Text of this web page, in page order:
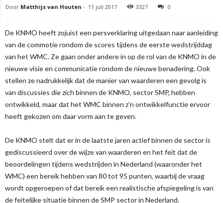
Door Matthijs van Houten - 11 juli 2017 3327 0
De KNMO heeft zojuist een persverklaring uitgedaan naar aanleiding
van de commotie rondom de scores tijdens de eerste wedstrijddag
van het WMC. Ze gaan onder andere in op de rol van de KNMO in de
nieuwe visie en communicatie rondom de nieuwe benadering. Ook
stellen ze nadrukkelijk dat de manier van waarderen een gevolg is
van discussies die zich binnen de KNMO, sector SMP, hebben
ontwikkeld, maar dat het WMC binnen z’n ontwikkelfunctie ervoor
heeft gekozen om daar vorm aan te geven.
De KNMO stelt dat er in de laatste jaren actief binnen de sector is
gediscussieerd over de wijze van waarderen en het feit dat de
beoordelingen tijdens wedstrijden in Nederland (waaronder het
WMC) een bereik hebben van 80 tot 95 punten, waarbij de vraag
wordt opgeroepen of dat bereik een realistische afspiegeling is van
de feitelijke situatie binnen de SMP sector in Nederland.